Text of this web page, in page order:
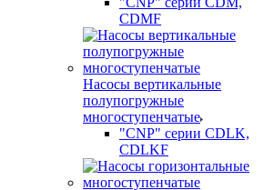
CDMF
Насосы вертикальные
полупогружные
многоступенчатые
"CNP" серии CDLK,
CDLKF